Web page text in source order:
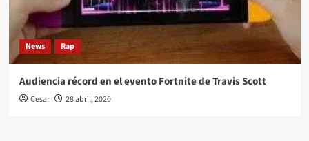
News Rap
Audiencia récord en el evento Fortnite de Travis Scott
Cesar 28 abril, 2020